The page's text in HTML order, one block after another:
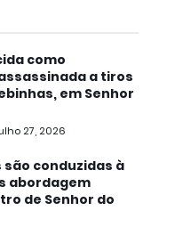
como
a tiros
em Senhor
27, 2026
são conduzidas à
abordagem
de Senhor do